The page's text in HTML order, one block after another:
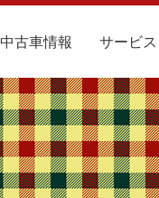
中古車情報 サービス